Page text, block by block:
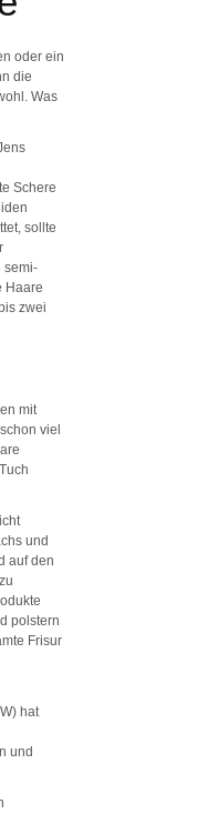
oder ein
die
Was
Schere
sollte
semi-
Haare
zwei
mit
viel
und
auf den
polstern
Frisur
hat
und